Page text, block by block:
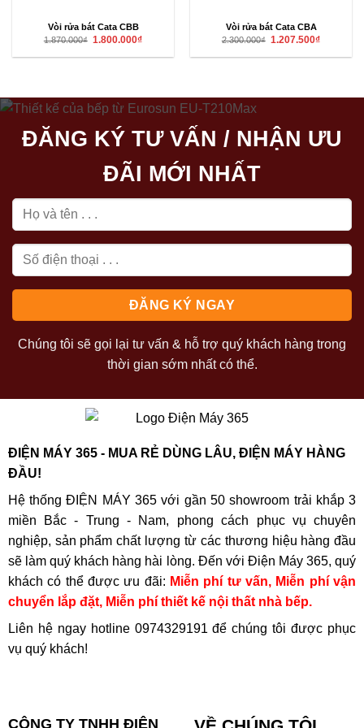
Vòi rửa bát Cata CBB
1.870.000₫ Giá
là:
1.800.000₫Giá
tại
Vòi rửa bát Cata CBA
2.300.000₫ Giá
là:
1.207.500₫Giá
tại
ĐĂNG KÝ TƯ VẤN / NHẬN ƯU
ĐÃI MỚI NHẤT
Chúng tôi sẽ gọi lại tư vấn & hỗ trợ quý khách hàng trong
thời gian sớm nhất có thể.
ĐIỆN MÁY 365 - MUA RẺ DÙNG LÂU, ĐIỆN MÁY HÀNG
ĐẦU!
Hệ thống ĐIỆN MÁY 365 với gần 50 showroom trải khắp 3
miền Bắc - Trung - Nam, phong cách phục vụ chuyên
nghiệp, sản phẩm chất lượng từ các thương hiệu hàng đầu
sẽ làm quý khách hàng hài lòng. Đến với Điện Máy 365, quý
khách có thể được ưu đãi: Miễn phí tư vấn, Miễn phí vận
chuyển lắp đặt, Miễn phí thiết kế nội thất nhà bếp.
Liên hệ ngay hotline 0974329191 để chúng tôi được phục
vụ quý khách!
CÔNG TY TNHH ĐIỆN